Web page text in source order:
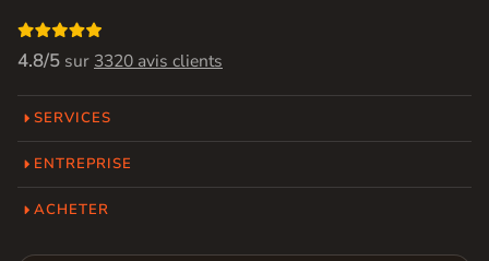

4.8/5 sur 3320 avis clients
SERVICES
ENTREPRISE
ACHETER